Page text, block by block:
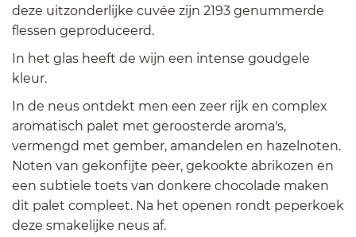
deze uitzonderlijke cuvée zijn 2193 genummerde
flessen geproduceerd.
In het glas heeft de wijn een intense goudgele
kleur.
In de neus ontdekt men een zeer rijk en complex
aromatisch palet met geroosterde aroma's,
vermengd met gember, amandelen en hazelnoten.
Noten van gekonfijte peer, gekookte abrikozen en
een subtiele toets van donkere chocolade maken
dit palet compleet. Na het openen rondt peperkoek
deze smakelijke neus af.